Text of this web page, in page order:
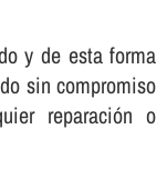
y de esta forma
sin compromiso
reparación o